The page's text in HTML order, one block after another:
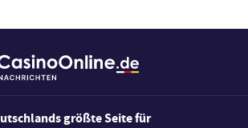
größte Seite für